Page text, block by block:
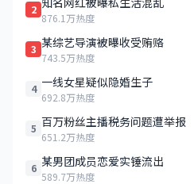
2
876.1万热度
3 某综艺导演被曝收受贿赂
743.5万热度
4 一线女星疑似隐婚生子
692.8万热度
5 百万粉丝主播税务问题遭举报
651.2万热度
6 某男团成员恋爱实锤流出
589.7万热度